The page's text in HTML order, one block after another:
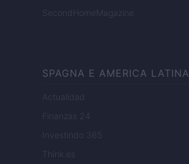
SecondHomeMagazine
SPAGNA E AMERICA LATINA
Actualidad
Finanzas 24
Investindo 365
Think.es